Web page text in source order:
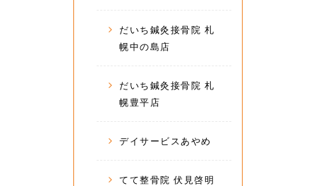
だいち鍼灸接骨院 札
幌中の島店
だいち鍼灸接骨院 札
幌豊平店
デイサービスあやめ
てて整骨院 伏見啓明